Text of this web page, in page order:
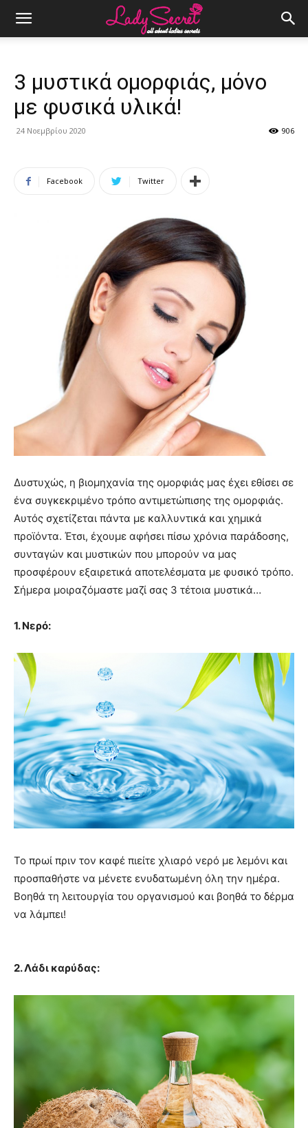
3 μυστικά ομορφιάς, μόνο
με φυσικά υλικά!
24 Νοεμβρίου 2020 906
Facebook Twitter
Δυστυχώς, η βιομηχανία της ομορφιάς μας έχει εθίσει σε
ένα συγκεκριμένο τρόπο αντιμετώπισης της ομορφιάς.
Αυτός σχετίζεται πάντα με καλλυντικά και χημικά
προϊόντα. Έτσι, έχουμε αφήσει πίσω χρόνια παράδοσης,
συνταγών και μυστικών που μπορούν να μας
προσφέρουν εξαιρετικά αποτελέσματα με φυσικό τρόπο.
Σήμερα μοιραζόμαστε μαζί σας 3 τέτοια μυστικά…
1. Νερό:
Το πρωί πριν τον καφέ πιείτε χλιαρό νερό με λεμόνι και
προσπαθήστε να μένετε ενυδατωμένη όλη την ημέρα.
Βοηθά τη λειτουργία του οργανισμού και βοηθά το δέρμα
να λάμπει!
2. Λάδι καρύδας: